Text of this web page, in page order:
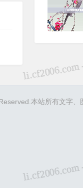
本站所有文字